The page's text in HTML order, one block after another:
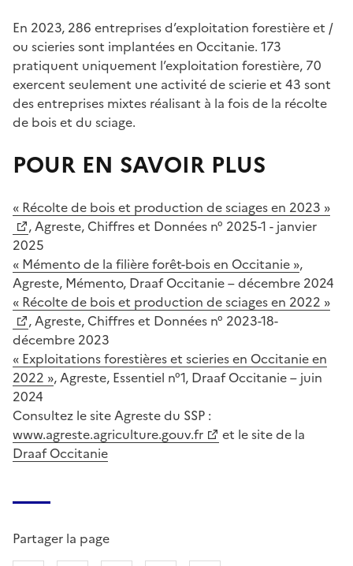
En 2023, 286 entreprises d’exploitation forestière et /
ou scieries sont implantées en Occitanie. 173
pratiquent uniquement l’exploitation forestière, 70
exercent seulement une activité de scierie et 43 sont
des entreprises mixtes réalisant à la fois de la récolte
de bois et du sciage.
POUR EN SAVOIR PLUS
« Récolte de bois et production de sciages en 2023 »
, Agreste, Chiffres et Données n° 2025-1 - janvier
2025
« Mémento de la filière forêt-bois en Occitanie »,
Agreste, Mémento, Draaf Occitanie – décembre 2024
« Récolte de bois et production de sciages en 2022 »
, Agreste, Chiffres et Données n° 2023-18-
décembre 2023
« Exploitations forestières et scieries en Occitanie en
2022 », Agreste, Essentiel n°1, Draaf Occitanie – juin
2024
Consultez le site Agreste du SSP :
www.agreste.agriculture.gouv.fr
et le site de la
Draaf Occitanie
Partager la page